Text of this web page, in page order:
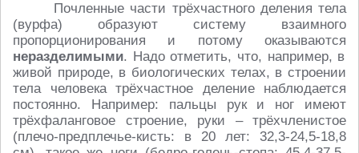
Почленные части трёхчастного деления тела
(вурфа) образуют систему взаимного
пропорционирования и потому оказываются
неразделимыми. Надо отметить, что, например, в
живой природе, в биологических телах, в строении
тела человека трёхчастное деление наблюдается
постоянно. Например: пальцы рук и ног имеют
трёхфаланговое строение, руки – трёхчленистое
(плечо-предплечье-кисть: в 20 лет: 32,3-24,5-18,8